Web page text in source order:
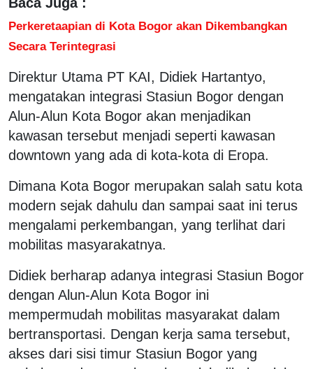
Perkeretaapian di Kota Bogor akan Dikembangkan
Secara Terintegrasi
Direktur Utama PT KAI, Didiek Hartantyo,
mengatakan integrasi Stasiun Bogor dengan
Alun-Alun Kota Bogor akan menjadikan
kawasan tersebut menjadi seperti kawasan
downtown yang ada di kota-kota di Eropa.
Dimana Kota Bogor merupakan salah satu kota
modern sejak dahulu dan sampai saat ini terus
mengalami perkembangan, yang terlihat dari
mobilitas masyarakatnya.
Didiek berharap adanya integrasi Stasiun Bogor
dengan Alun-Alun Kota Bogor ini
mempermudah mobilitas masyarakat dalam
bertransportasi. Dengan kerja sama tersebut,
akses dari sisi timur Stasiun Bogor yang